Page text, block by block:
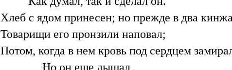
Хлеб с ядом принесен; но прежде в два
Товарищи его пронзили наповал;
Потом, когда в нем кровь под сердцем
Но он еще дышал,